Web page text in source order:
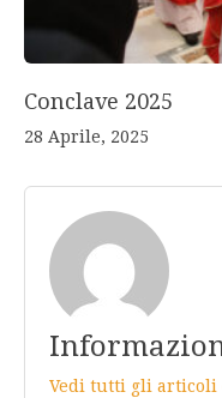
Conclave 2025
28 Aprile, 2025
Vedi tutti gli articoli